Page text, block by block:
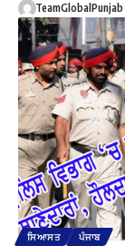
TeamGlobalPunjab
ਸਿਆਸਤ ਪੰਜਾਬ